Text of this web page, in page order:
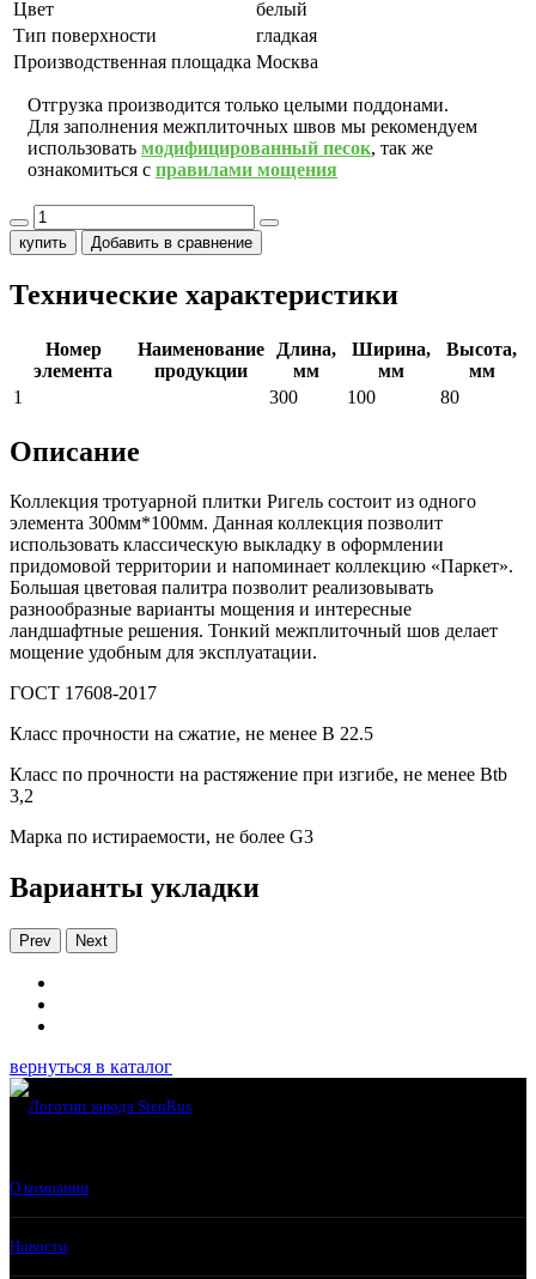
Цвет
белый
Тип поверхности
гладкая
Производственная площадка Москва
Отгрузка производится только целыми поддонами.
Для заполнения межплиточных швов мы рекомендуем
использовать модифицированный песок, так же
ознакомиться с правилами мощения
купить Добавить в сравнение
Технические характеристики
Номер
элемента
Наименование
продукции
Длина,
мм
Ширина,
мм
Высота,
мм
1
300 100 80
Описание
Коллекция тротуарной плитки Ригель состоит из одного
элемента 300мм*100мм. Данная коллекция позволит
использовать классическую выкладку в оформлении
придомовой территории и напоминает коллекцию «Паркет».
Большая цветовая палитра позволит реализовывать
разнообразные варианты мощения и интересные
ландшафтные решения. Тонкий межплиточный шов делает
мощение удобным для эксплуатации.
ГОСТ 17608-2017
Класс прочности на сжатие, не менее В 22.5
Класс по прочности на растяжение при изгибе, не менее Вtb
3,2
Марка по истираемости, не более G3
Варианты укладки
Prev Next
вернуться в каталог
О компании
Новости